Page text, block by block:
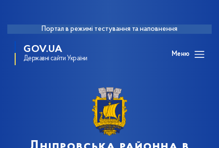
Портал в режимі тестування та наповнення
GOV.UA
Державні сайти України
Меню